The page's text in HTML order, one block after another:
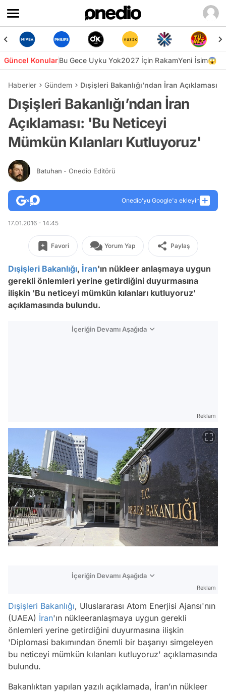
Güncel KonularBu Gece Uyku Yok2027 İçin RakamYeni İsim😱
Haberler Gündem Dışişleri Bakanlığı’ndan İran
Dışişleri Bakanlığı’ndan İran
Açıklaması: 'Bu Neticeyi
Mümkün Kılanları Kutluyoruz'
Batuhan - Onedio Editörü
Onedio’yu Google'a ekleyin
17.01.2016 - 14:45
Favori Yorum Yap Paylaş
Dışişleri Bakanlığı, İran'ın nükleer anlaşmaya uygun
gerekli önlemleri yerine getirdiğini duyurmasına
ilişkin 'Bu neticeyi mümkün kılanları kutluyoruz'
açıklamasında bulundu.
İçeriğin Devamı Aşağıda
Reklam
İçeriğin Devamı Aşağıda
Reklam
Dışişleri Bakanlığı, Uluslararası Atom Enerjisi Ajansı'nın
(UAEA) İran'ın nükleeranlaşmaya uygun gerekli
önlemleri yerine getirdiğini duyurmasına ilişkin
'Diplomasi bakımından önemli bir başarıyı simgeleyen
bu neticeyi mümkün kılanları kutluyoruz' açıklamasında
bulundu.
Bakanlıktan yapılan yazılı açıklamada, İran’ın nükleer